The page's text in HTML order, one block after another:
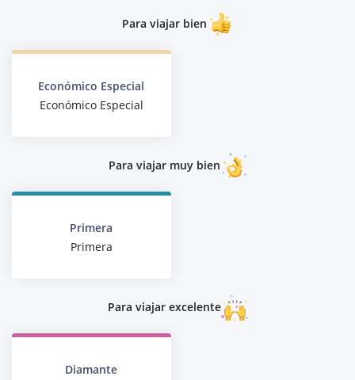
Para viajar bien
Económico Especial
Económico Especial
Para viajar muy bien
Primera
Primera
Para viajar excelente
Diamante